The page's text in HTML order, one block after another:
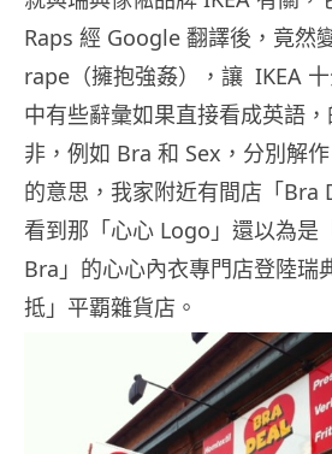
Raps 經 Google 翻譯後，竟然
rape（擁抱強姦），讓 IKEA
中有些辭彙如果直接看成英語
非，例如 Bra 和 Sex，分別解作
的意思，我家附近有間店「Bra
看到那「心心 Logo」還以為是
Bra」的心心內衣專門店登陸瑞
抵」平覇雜貨店。